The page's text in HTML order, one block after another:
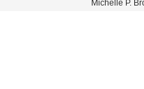
Michelle P.